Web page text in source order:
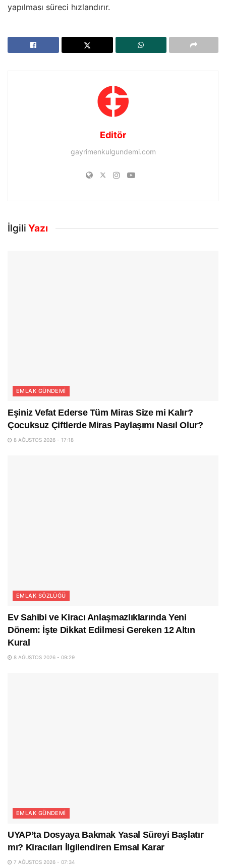
yapılması süreci hızlandırır.
Editör
gayrimenkulgundemi.com
İlgili Yazı
EMLAK GÜNDEMI
Eşiniz Vefat Ederse Tüm Miras Size mi Kalır?
Çocuksuz Çiftlerde Miras Paylaşımı Nasıl Olur?
8 AĞUSTOS 2026 - 17:18
EMLAK SÖZLÜĞÜ
Ev Sahibi ve Kiracı Anlaşmazlıklarında Yeni
Dönem: İşte Dikkat Edilmesi Gereken 12 Altın
Kural
8 AĞUSTOS 2026 - 09:29
EMLAK GÜNDEMI
UYAP’ta Dosyaya Bakmak Yasal Süreyi Başlatır
mı? Kiracıları İlgilendiren Emsal Karar
7 AĞUSTOS 2026 - 07:34